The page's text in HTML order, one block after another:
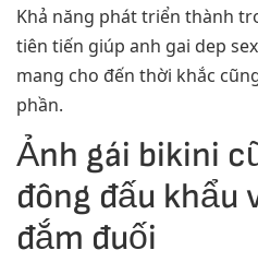
Khả năng phát triển thành
tiên tiến giúp anh gai dep
mang cho đến thời khắc
phần.
Ảnh gái bikini
đông đấu khẩu
đắm đuối